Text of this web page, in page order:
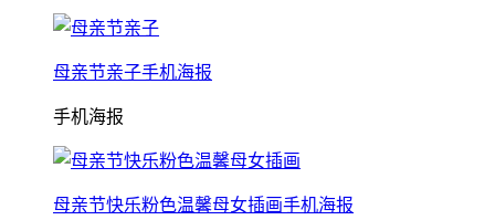
母亲节亲子手机海报
手机海报
母亲节快乐粉色温馨母女插画手机海报